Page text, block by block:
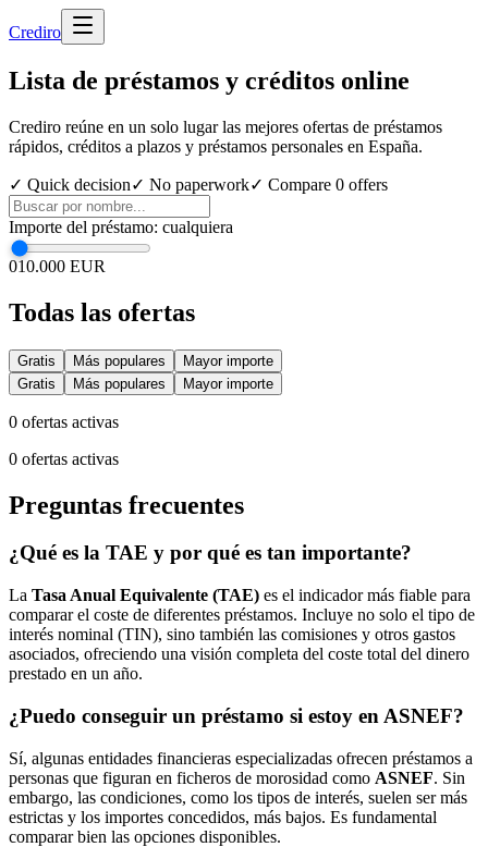
Crediro
Lista de préstamos y créditos online
Crediro reúne en un solo lugar las mejores ofertas de préstamos
rápidos, créditos a plazos y préstamos personales en España.
✓ Quick decision✓ No paperwork✓ Compare 0 offers
Importe del préstamo: cualquiera
010.000 EUR
Todas las ofertas
Gratis Más populares
Mayor importe
Gratis
Más populares Mayor importe
0 ofertas activas
0 ofertas activas
Preguntas frecuentes
¿Qué es la TAE y por qué es tan importante?
La Tasa Anual Equivalente (TAE) es el indicador más fiable para
comparar el coste de diferentes préstamos. Incluye no solo el tipo de
interés nominal (TIN), sino también las comisiones y otros gastos
asociados, ofreciendo una visión completa del coste total del dinero
prestado en un año.
¿Puedo conseguir un préstamo si estoy en ASNEF?
Sí, algunas entidades financieras especializadas ofrecen préstamos a
personas que figuran en ficheros de morosidad como ASNEF. Sin
embargo, las condiciones, como los tipos de interés, suelen ser más
estrictas y los importes concedidos, más bajos. Es fundamental
comparar bien las opciones disponibles.